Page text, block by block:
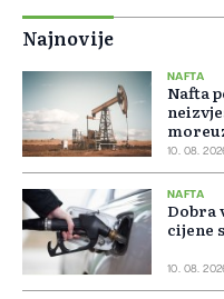
Najnovije
NAFTA
Nafta
10. 08.
NAFTA
Dobra
cijene
10. 08.